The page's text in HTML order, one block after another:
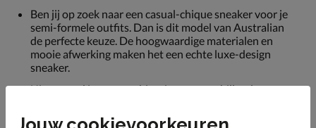
Ben jij op zoek naar een casual-chique sneaker voor je
semi-formele outfits. Dan is dit model van Australian
de perfecte keuze. De hoogwaardige materialen en
mooie afwerking maken het een echte luxe-design
sneaker.
Uitgevoerd in een combinatie van verschillende
vormt zich om de voet voor de ideale pasvorm.